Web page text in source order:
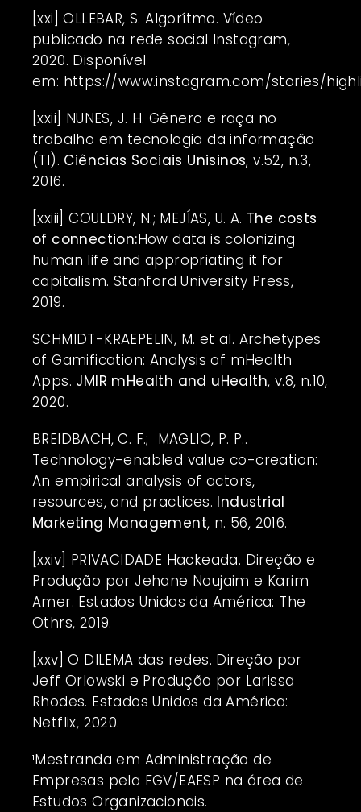
[xxi] OLLEBAR, S. Algorítmo. Vídeo
publicado na rede social Instagram,
2020. Disponível
em: https://www.instagram.com/stories/
[xxii] NUNES, J. H. Gênero e raça no
trabalho em tecnologia da informação
(TI). Ciências Sociais Unisinos, v.52, n.3,
2016.
[xxiii] COULDRY, N.; MEJÍAS, U. A. The costs
of connection:How data is colonizing
human life and appropriating it for
capitalism. Stanford University Press,
2019.
SCHMIDT-KRAEPELIN, M. et al. Archetypes
of Gamification: Analysis of mHealth
Apps. JMIR mHealth and uHealth, v.8, n.10,
2020.
BREIDBACH, C. F.; MAGLIO, P. P..
Technology-enabled value co-creation:
An empirical analysis of actors,
resources, and practices. Industrial
Marketing Management, n. 56, 2016.
[xxiv] PRIVACIDADE Hackeada. Direção e
Produção por Jehane Noujaim e Karim
Amer. Estados Unidos da América: The
Othrs, 2019.
[xxv] O DILEMA das redes. Direção por
Jeff Orlowski e Produção por Larissa
Rhodes. Estados Unidos da América:
Netflix, 2020.
¹Mestranda em Administração de
Empresas pela FGV/EAESP na área de
Estudos Organizacionais.